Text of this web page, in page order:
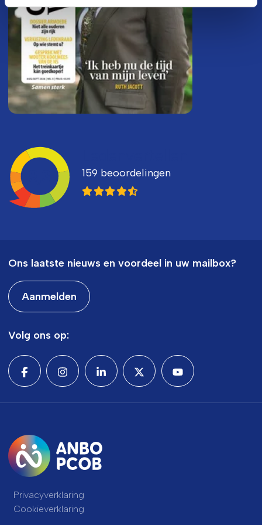
159 beoordelingen
Ons laatste nieuws en voordeel in uw mailbox?
Aanmelden
Volg ons op:
Privacyverklaring
Cookieverklaring